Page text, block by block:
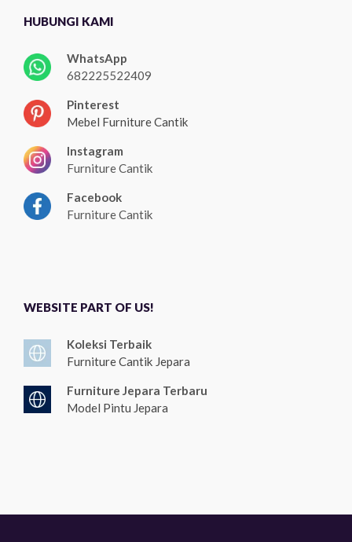
HUBUNGI KAMI
WhatsApp
682225522409
Pinterest
Mebel Furniture Cantik
Instagram
Furniture Cantik
Facebook
Furniture Cantik
WEBSITE PART OF US!
Koleksi Terbaik
Furniture Cantik Jepara
Furniture Jepara Terbaru
Model Pintu Jepara